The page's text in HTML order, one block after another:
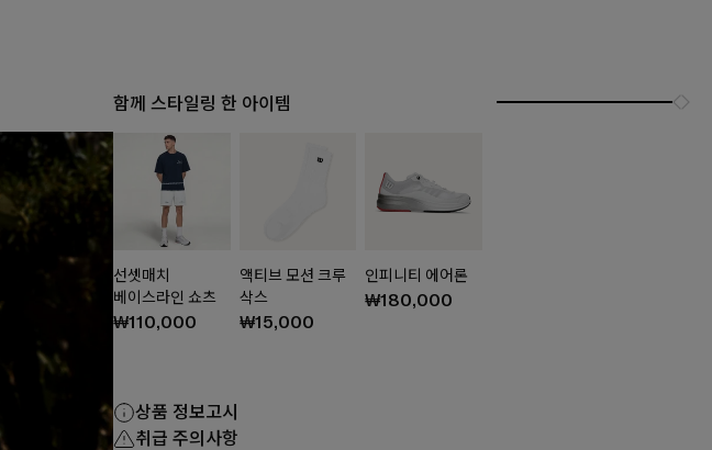
함께 스타일링 한 아이템
선셋매치
베이스라인 쇼츠
₩110,000
액티브 모션 크루
삭스
₩15,000
인피니티 에어론
₩180,000
상품 정보고시
취급 주의사항